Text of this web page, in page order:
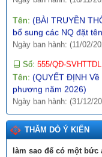
Tên: (BÀI TRUYỀN
bổ sung các NQ đặt
Ngày ban hành: (11/02/
Số:555/QĐ-SVHTTDL
Tên:(QUYẾT ĐỊNH Về
phương năm 2026)
Ngày ban hành: (31/12/
Số:289/2025/NĐ-CP
Tên:(NGHỊ ĐỊNH
197/2025/QH15 ngày
THĂM DÒ Ý KIẾN
làm sao để có một bức